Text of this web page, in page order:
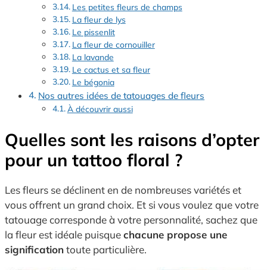
Les petites fleurs de champs
La fleur de lys
Le pissenlit
La fleur de cornouiller
La lavande
Le cactus et sa fleur
Le bégonia
Nos autres idées de tatouages de fleurs
À découvrir aussi
Quelles sont les raisons d’opter
pour un tattoo floral ?
Les fleurs se déclinent en de nombreuses variétés et
vous offrent un grand choix. Et si vous voulez que votre
tatouage corresponde à votre personnalité, sachez que
la fleur est idéale puisquechacune propose une
significationtoute particulière.